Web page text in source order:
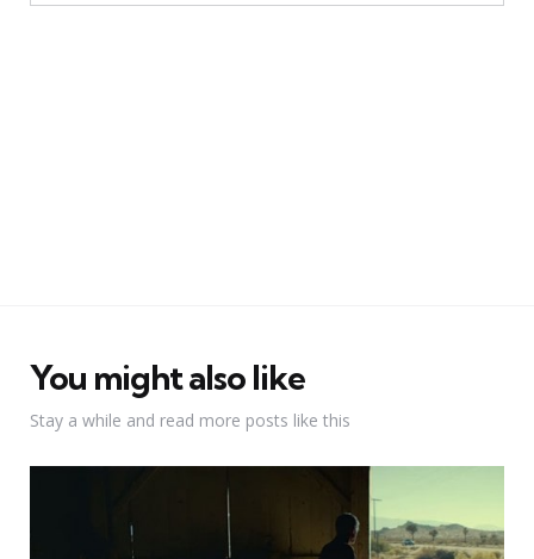
You might also like
Stay a while and read more posts like this